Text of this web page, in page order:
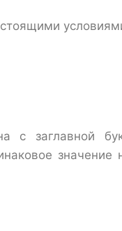
с заглавной